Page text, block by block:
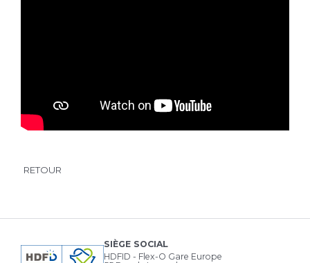
RETOUR
SIÈGE SOCIAL
HDFID - Flex-O Gare Europe